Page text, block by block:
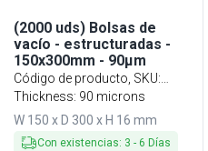
(2000 uds) Bolsas de
vacío - estructuradas -
150x300mm - 90µm
Código de producto, SKU:
VBSO1530-90
Thickness: 90 microns
W 150 x D 300 x H 16 mm
Con existencias: 3 - 6 Días